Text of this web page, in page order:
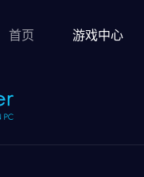
首页 游戏中心